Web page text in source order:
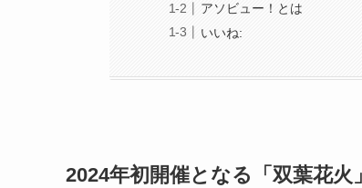
アソビュー！とは
いいね:
2024年初開催となる「双葉花